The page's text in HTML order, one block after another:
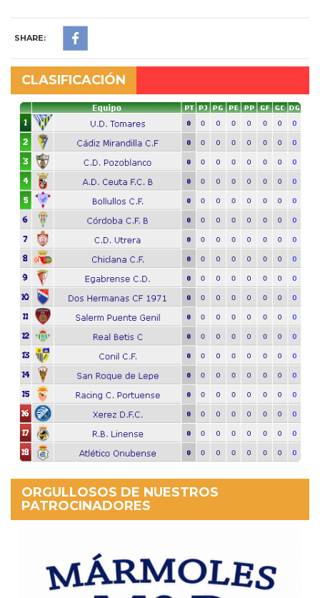
SHARE:
CLASIFICACIÓN
ORGULLOSOS DE NUESTROS
PATROCINADORES